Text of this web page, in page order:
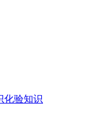
化验知识